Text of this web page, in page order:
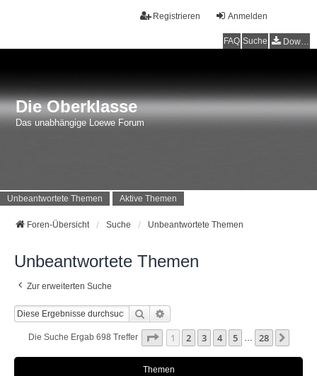
Anmelden
Registrieren
FAQ Suche Downloads
Die Oberklasse
Das unabhängige Loewe Forum
Unbeantwortete Themen Aktive Themen
Foren-Übersicht Suche Unbeantwortete Themen
Unbeantwortete Themen
Zur erweiterten Suche
Suche
Die Suche Ergab 698 Treffer Seite 1Von 28
1 2 3 4 5 … 28
Themen